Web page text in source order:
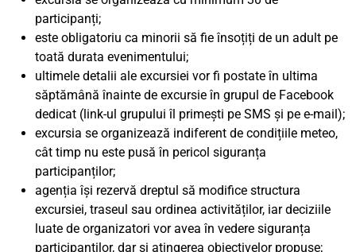
participanți;
este obligatoriu ca minorii să fie însoțiți de un adult pe
toată durata evenimentului;
ultimele detalii ale excursiei vor fi postate în ultima
săptămână înainte de excursie în grupul de Facebook
dedicat (link-ul grupului îl primești pe SMS și pe e-mail);
excursia se organizează indiferent de condițiile meteo,
cât timp nu este pusă în pericol siguranța
participanților;
agenția își rezervă dreptul să modifice structura
excursiei, traseul sau ordinea activităților, iar deciziile
luate de organizatori vor avea în vedere siguranța
participanților, dar și atingerea obiectivelor propuse;